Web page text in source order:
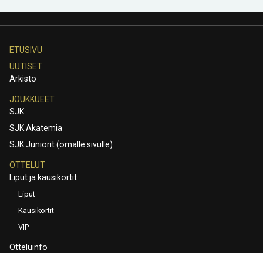
ETUSIVU
UUTISET
Arkisto
JOUKKUEET
SJK
SJK Akatemia
SJK Juniorit (omalle sivulle)
OTTELUT
Liput ja kausikortit
Liput
Kausikortit
VIP
Otteluinfo